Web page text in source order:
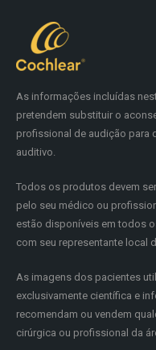
As informações incluídas
pretendem substituir o
profissional de audição para
auditivo.
Todos os produtos devem
pelo seu médico ou
estão disponíveis em todos
com seu representante local
As imagens dos pacientes
exclusivamente científica e
recomendam ou vendem
cirúrgica ou profissional da